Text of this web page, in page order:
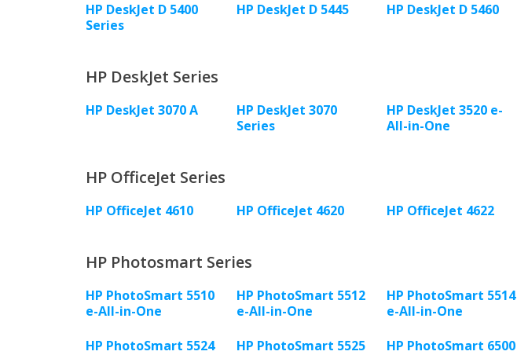
HP DeskJet D 5400
Series
HP DeskJet D 5445 HP DeskJet D 5460
HP DeskJet Series
HP DeskJet 3070 A
HP DeskJet 3070
Series
HP DeskJet 3520 e-
All-in-One
HP OfficeJet Series
HP OfficeJet 4610 HP OfficeJet 4620 HP OfficeJet 4622
HP Photosmart Series
HP PhotoSmart 5510
e-All-in-One
HP PhotoSmart 5512
e-All-in-One
HP PhotoSmart 5514
e-All-in-One
HP PhotoSmart 5524
HP PhotoSmart 5525
HP PhotoSmart 6500